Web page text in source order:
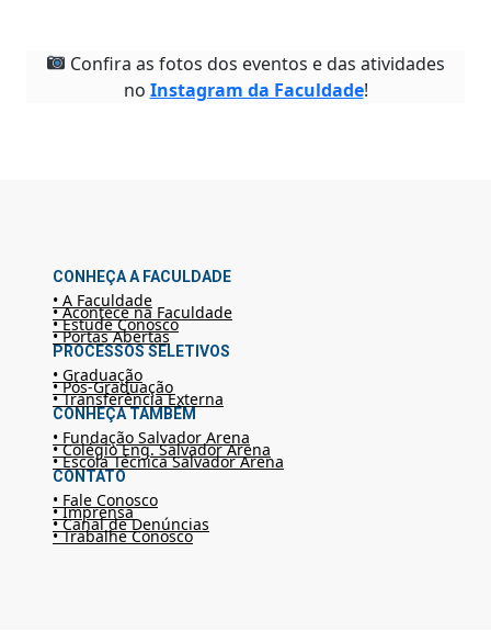
Confira as fotos dos eventos e das atividades
no Instagram da Faculdade!
CONHEÇA A FACULDADE
• A Faculdade
• Acontece na Faculdade
• Estude Conosco
• Portas Abertas
PROCESSOS SELETIVOS
• Graduação
• Pós-Graduação
• Transferência Externa
CONHEÇA TAMBÉM
• Fundação Salvador Arena
• Colégio Eng. Salvador Arena
• Escola Técnica Salvador Arena
CONTATO
• Fale Conosco
• Imprensa
• Canal de Denúncias
• Trabalhe Conosco